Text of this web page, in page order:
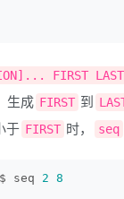
FIRST LAST
生成 FIRST 到
于 FIRST 时， seq
$ seq 2 8